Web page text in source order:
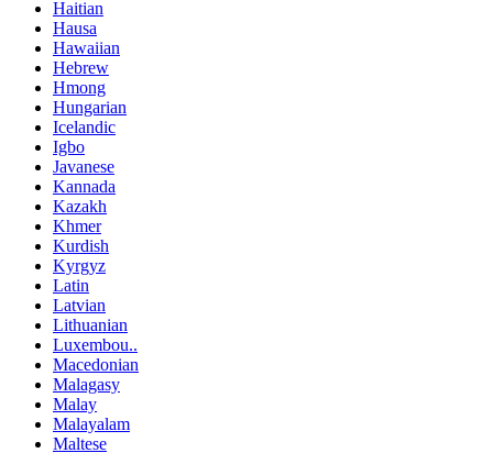
Haitian
Hausa
Hawaiian
Hebrew
Hmong
Hungarian
Icelandic
Igbo
Javanese
Kannada
Kazakh
Khmer
Kurdish
Kyrgyz
Latin
Latvian
Lithuanian
Luxembou..
Macedonian
Malagasy
Malay
Malayalam
Maltese